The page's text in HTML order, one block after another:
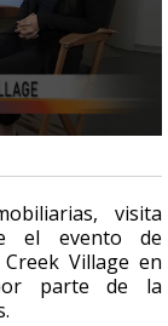
visita
el evento de
Village en
parte de la